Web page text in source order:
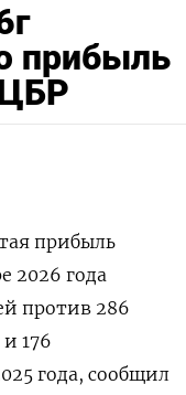
прибыль
прибыль
2026 года
против 286
176
года, сообщил